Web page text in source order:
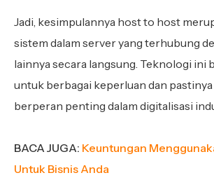
Jadi, kesimpulannya host to host
sistem dalam server yang terhubung
lainnya secara langsung. Teknologi ini
untuk berbagai keperluan dan
berperan penting dalam digitalisasi
BACA JUGA: Keuntungan
Untuk Bisnis Anda